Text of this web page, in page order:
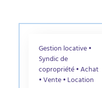
Gestion locative •
Syndic de
copropriété • Achat
• Vente • Location